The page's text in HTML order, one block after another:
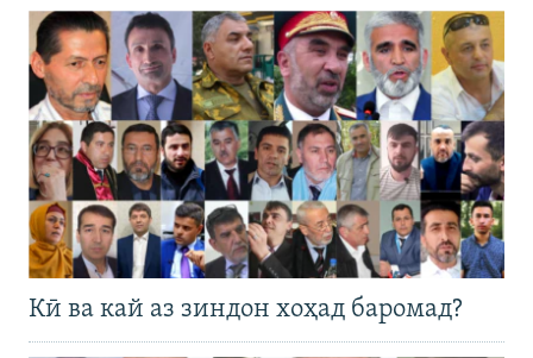
Кӣ ва кай аз зиндон хоҳад баромад?